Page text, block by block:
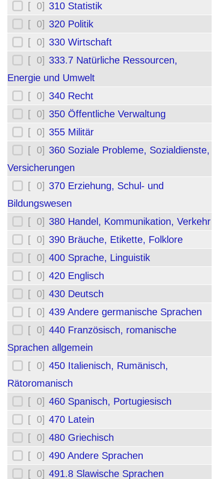
[ 0] 310 Statistik
[ 0] 320 Politik
[ 0] 330 Wirtschaft
[ 0] 333.7 Natürliche Ressourcen,
Energie und Umwelt
[ 0] 340 Recht
[ 0] 350 Öffentliche Verwaltung
[ 0] 355 Militär
[ 0] 360 Soziale Probleme, Sozialdienste,
Versicherungen
[ 0] 370 Erziehung, Schul- und
Bildungswesen
[ 0] 380 Handel, Kommunikation, Verkehr
[ 0] 390 Bräuche, Etikette, Folklore
[ 0] 400 Sprache, Linguistik
[ 0] 420 Englisch
[ 0] 430 Deutsch
[ 0] 439 Andere germanische Sprachen
[ 0] 440 Französisch, romanische
Sprachen allgemein
[ 0] 450 Italienisch, Rumänisch,
Rätoromanisch
[ 0] 460 Spanisch, Portugiesisch
[ 0] 470 Latein
[ 0] 480 Griechisch
[ 0] 490 Andere Sprachen
[ 0] 491.8 Slawische Sprachen